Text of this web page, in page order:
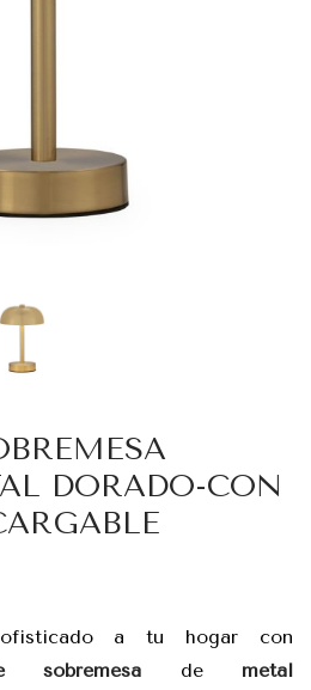
DORADO-CON
a tu hogar con
sobremesa de metal